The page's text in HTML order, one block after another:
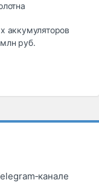
аккумуляторов
руб.